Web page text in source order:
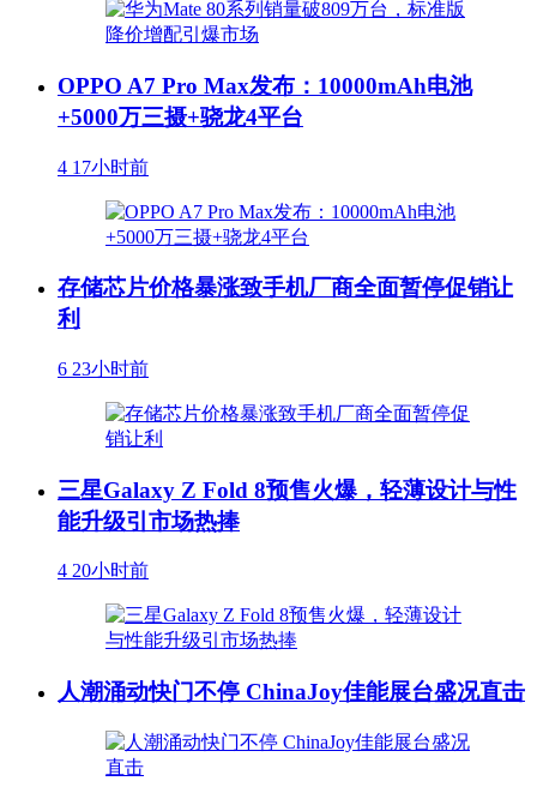
OPPO A7 Pro Max发布：10000mAh电池
+5000万三摄+骁龙4平台
4 17小时前
存储芯片价格暴涨致手机厂商全面暂停促销让
利
6 23小时前
三星Galaxy Z Fold 8预售火爆，轻薄设计与性
能升级引市场热捧
4 20小时前
人潮涌动快门不停 ChinaJoy佳能展台盛况直击